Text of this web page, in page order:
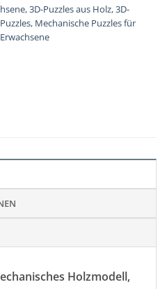
,3D-Puzzles aus Holz,3D-
, Mechanische Puzzles für
Holzmodell,